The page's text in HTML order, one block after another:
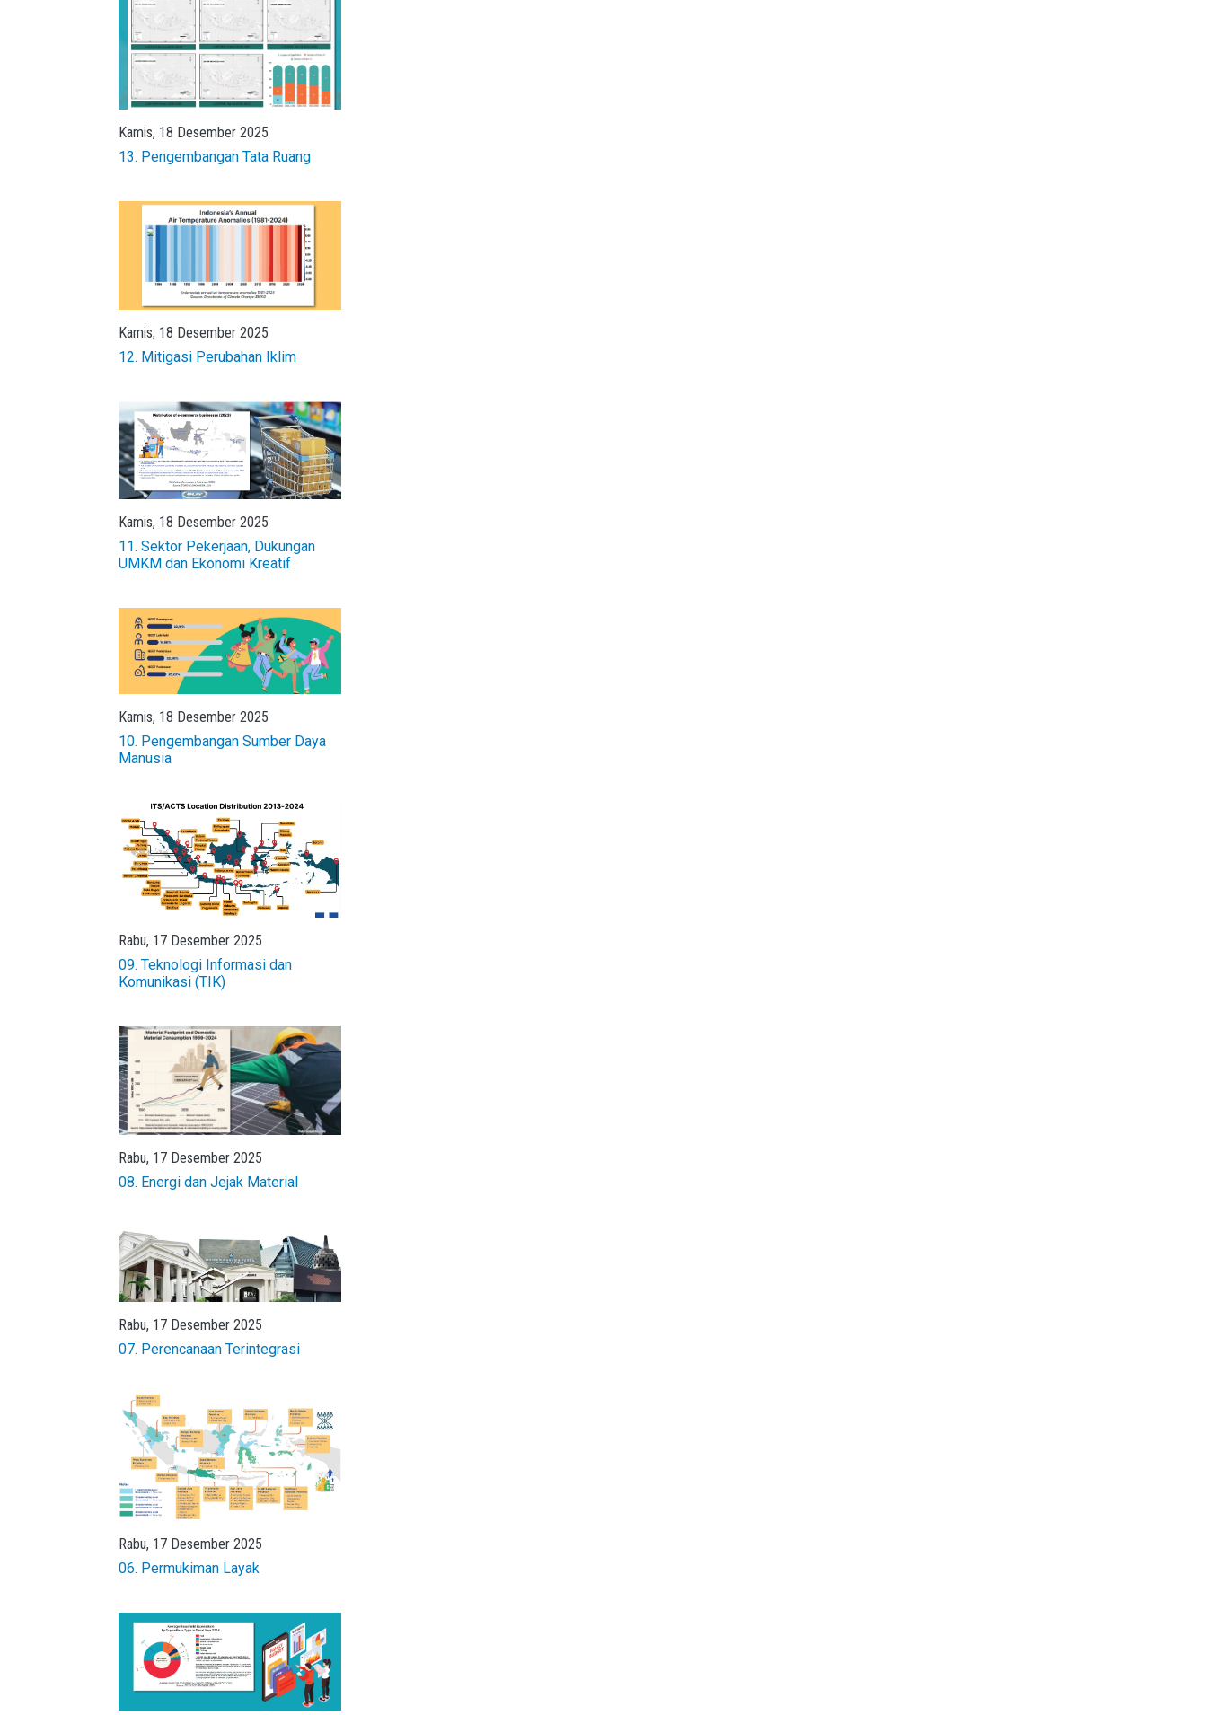
Kamis, 18 Desember 2025
13. Pengembangan Tata Ruang
Kamis, 18 Desember 2025
12. Mitigasi Perubahan Iklim
Kamis, 18 Desember 2025
11. Sektor Pekerjaan, Dukungan
UMKM dan Ekonomi Kreatif
Kamis, 18 Desember 2025
10. Pengembangan Sumber Daya
Manusia
Rabu, 17 Desember 2025
09. Teknologi Informasi dan
Komunikasi (TIK)
Rabu, 17 Desember 2025
08. Energi dan Jejak Material
Rabu, 17 Desember 2025
07. Perencanaan Terintegrasi
Rabu, 17 Desember 2025
06. Permukiman Layak